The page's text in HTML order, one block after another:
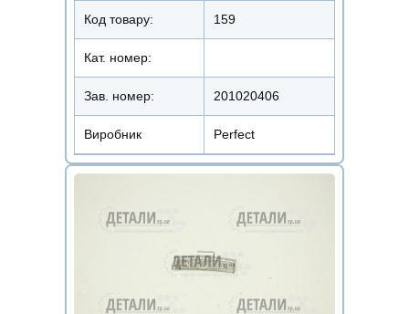
Код товару: 159
Кат. номер:
Зав. номер: 201020406
Виробник Perfect